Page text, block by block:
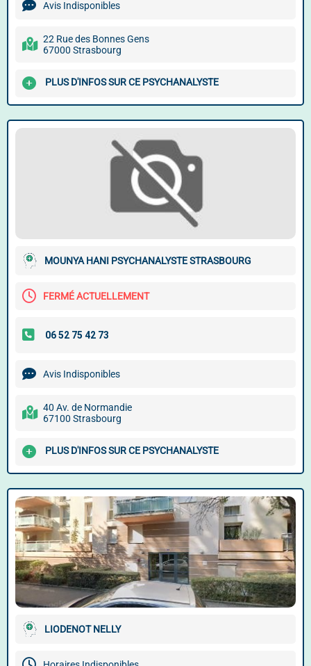
Avis Indisponibles
22 Rue des Bonnes Gens
67000 Strasbourg
PLUS D'INFOS SUR CE PSYCHANALYSTE
MOUNYA HANI PSYCHANALYSTE STRASBOURG
FERMÉ ACTUELLEMENT
Avis Indisponibles
40 Av. de Normandie
67100 Strasbourg
PLUS D'INFOS SUR CE PSYCHANALYSTE
LIODENOT NELLY